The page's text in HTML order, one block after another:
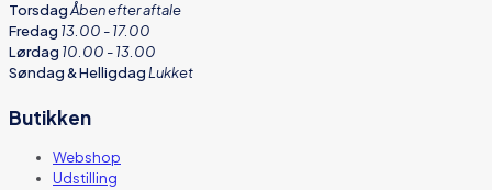
TorsdagÅben efter aftale
Fredag 13.00 - 17.00
Lørdag 10.00 - 13.00
Søndag & HelligdagLukket
Butikken
Webshop
Udstilling